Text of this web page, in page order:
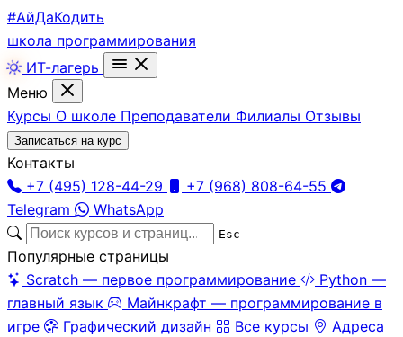
#АйДаКодить
школа программирования
ИТ-лагерь
Меню
Курсы О школе Преподаватели Филиалы Отзывы
Записаться на курс
Контакты
+7 (495) 128-44-29
+7 (968) 808-64-55
Telegram
WhatsApp
Esc
Популярные страницы
Scratch — первое программирование
Python —
главный язык
Майнкрафт — программирование в
игре
Графический дизайн Все курсы
Адреса